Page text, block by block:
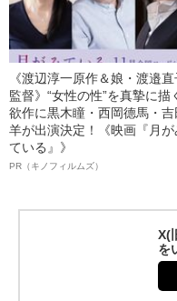
《渡辺淳一原作＆娘・渡邉
監督》“女性の性”を真摯に描
欲作に黒木瞳・西岡德馬・吉
羊が出演決定！《映画『月が
ている』》
PR（キノフィルムズ）
X(
を